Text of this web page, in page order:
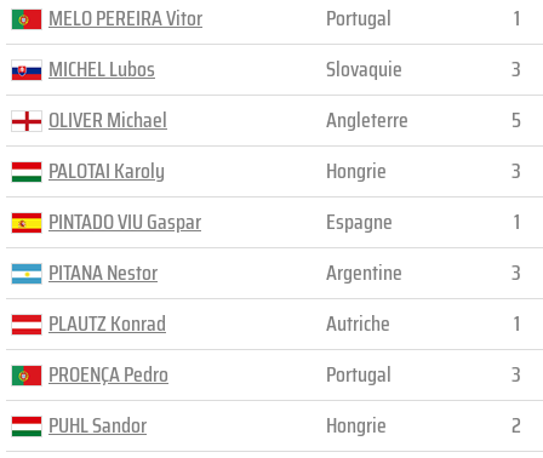
MELO PEREIRA Vitor
MICHEL Lubos
OLIVER Michael
PALOTAI Karoly
PINTADO VIU Gaspar
PITANA Nestor
PLAUTZ Konrad
PROENÇA Pedro
PUHL Sandor
Portugal
1
Slovaquie
3
Angleterre
5
Hongrie
3
Espagne
1
Argentine
3
Autriche
1
Portugal
3
Hongrie
2